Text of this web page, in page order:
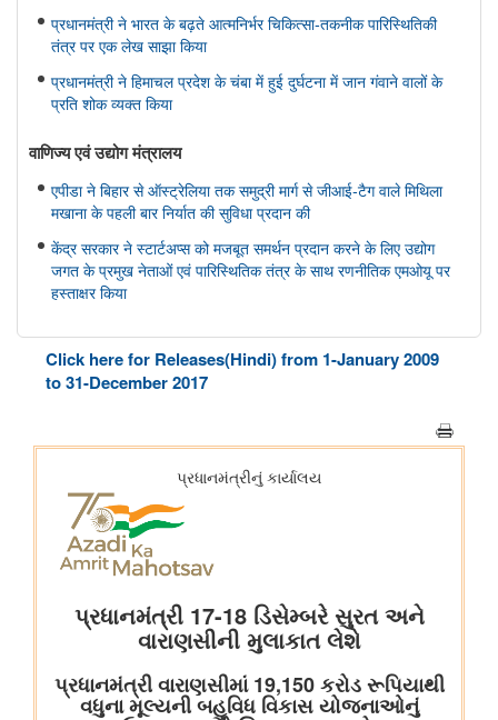
प्रधानमंत्री ने भारत के बढ़ते आत्मनिर्भर चिकित्सा-तकनीक पारिस्थितिकी
तंत्र पर एक लेख साझा किया
प्रधानमंत्री ने हिमाचल प्रदेश के चंबा में हुई दुर्घटना में जान गंवाने वालों के
प्रति शोक व्यक्त किया
वाणिज्‍य एवं उद्योग मंत्रालय
एपीडा ने बिहार से ऑस्ट्रेलिया तक समुद्री मार्ग से जीआई-टैग वाले मिथिला
मखाना के पहली बार निर्यात की सुविधा प्रदान की
केंद्र सरकार ने स्टार्टअप्स को मजबूत समर्थन प्रदान करने के लिए उद्योग
जगत के प्रमुख नेताओं एवं पारिस्थितिक तंत्र के साथ रणनीतिक एमओयू पर
हस्ताक्षर किया
सहकारिता मंत्रालय
केन्द्रीय गृह एवं सहकारिता मंत्री श्री अमित शाह ने मुंबई में NUCFDC के
भोपाल में 11 ब्रिक्स संस्कृति मंत्रियों की बैठक संपन्न हुई; भोपाल घोषणापत्र
को अपनाया
भारतीय वायु सेना बैंड द्वारा स्वतंत्रता दिवस समारोह 2026 के दौरान प्रदर्शन
प्रधानमंत्री श्री नरेन्द्र मोदी ने आईआईटी दिल्ली के 57वें दीक्षांत समारोह को
Click here for Releases(Hindi) from 1-January 2009
to 31-December 2017